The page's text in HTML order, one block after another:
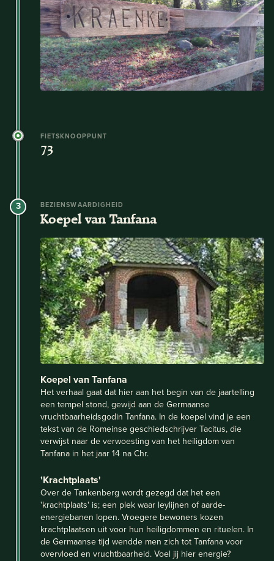
FIETSKNOOPPUNT
73
3 BEZIENSWAARDIGHEID
Koepel van Tanfana
Koepel van Tanfana
Het verhaal gaat dat hier aan het begin van de jaartelling
een tempel stond, gewijd aan de Germaanse
vruchtbaarheidsgodin Tanfana. In de koepel vind je een
tekst van de Romeinse geschiedschrijver Tacitus, die
verwijst naar de verwoesting van het heiligdom van
Tanfana in het jaar 14 na Chr.
'Krachtplaats'
Over de Tankenberg wordt gezegd dat het een
'krachtplaats' is; een plek waar leylijnen of aarde-
energiebanen lopen. Vroegere bewoners kozen
krachtplaatsen uit voor hun heiligdommen en rituelen. In
de Germaanse tijd wendde men zich tot Tanfana voor
overvloed en vruchtbaarheid. Voel jij hier energie?